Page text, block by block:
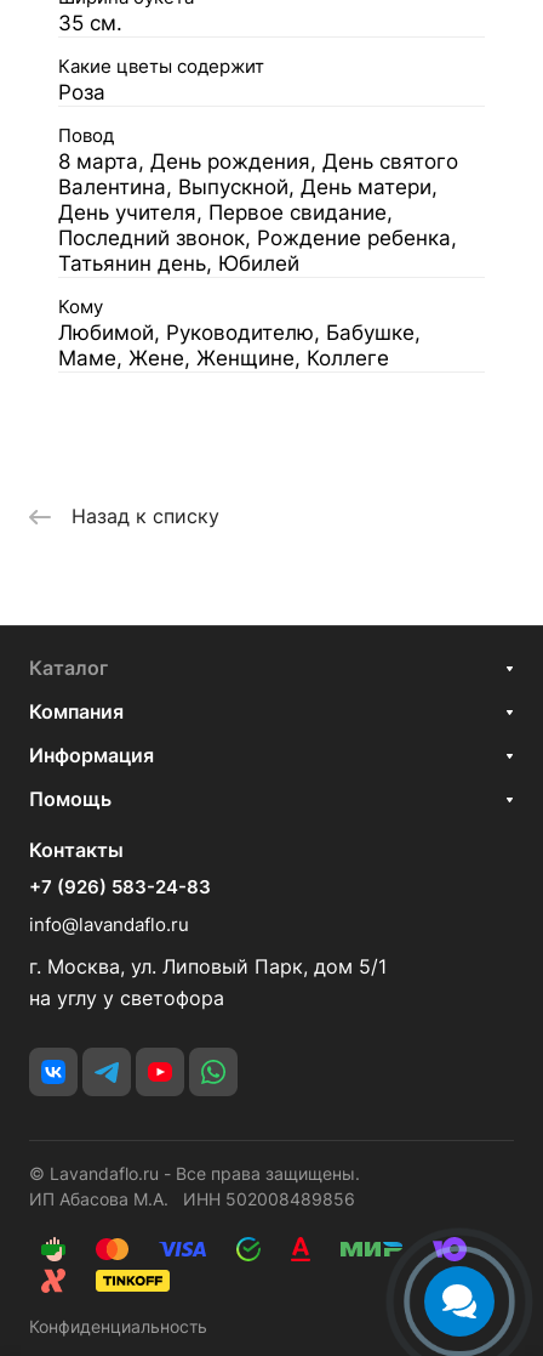
35 см.
Какие цветы содержит
Роза
Повод
8 марта, День рождения, День святого
Валентина, Выпускной, День матери,
День учителя, Первое свидание,
Последний звонок, Рождение ребенка,
Татьянин день, Юбилей
Кому
Любимой, Руководителю, Бабушке,
Маме, Жене, Женщине, Коллеге
Назад к списку
Каталог
Компания
Информация
Помощь
Контакты
+7 (926) 583-24-83
info@lavandaflo.ru
г. Москва, ул. Липовый Парк, дом 5/1
на углу у светофора
© Lavandaflo.ru - Все права защищены.
ИП Абасова М.А. ИНН 502008489856
Конфиденциальность